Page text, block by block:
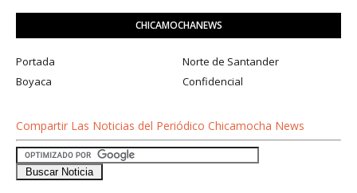
CHICAMOCHANEWS
Portada
Norte de Santander
Boyaca
Confidencial
Compartir Las Noticias del Periódico Chicamocha News